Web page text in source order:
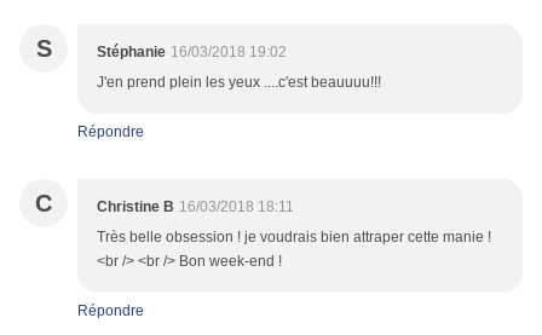
S Stéphanie 16/03/2018 19:02
J'en prend plein les yeux ....c'est beauuuu!!!
Répondre
C Christine B 16/03/2018 18:11
Très belle obsession ! je voudrais bien attraper cette manie !
<br /> <br /> Bon week-end !
Répondre